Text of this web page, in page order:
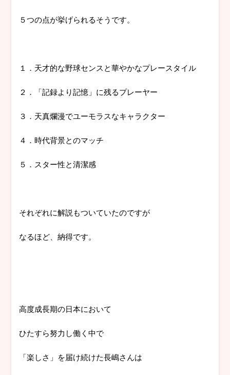
５つの点が挙げられるそうです。
１．天才的な野球センスと華やかなプレースタイル
２．「記録より記憶」に残るプレーヤー
３．天真爛漫でユーモラスなキャラクター
４．時代背景とのマッチ
５．スター性と清潔感
それぞれに解説もついていたのですが
なるほど、納得です。
高度成長期の日本において
ひたすら努力し働く中で
「楽しさ」を届け続けた長嶋さんは